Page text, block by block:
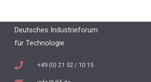
Deutsches Industrieforum
für Technologie
+49 (0) 21 52 / 10 15